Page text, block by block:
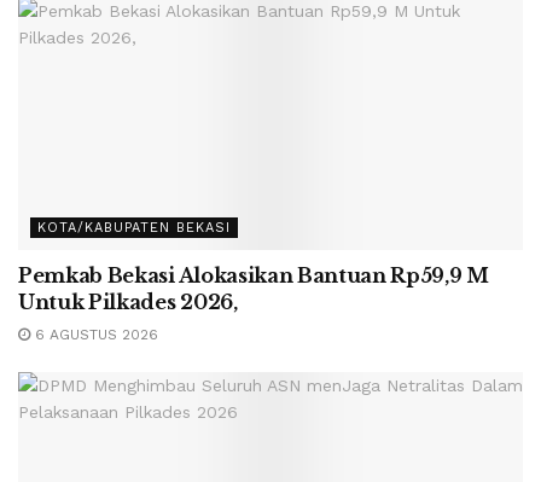
KOTA/KABUPATEN BEKASI
Pemkab Bekasi Alokasikan Bantuan Rp59,9 M
Untuk Pilkades 2026,
6 AGUSTUS 2026